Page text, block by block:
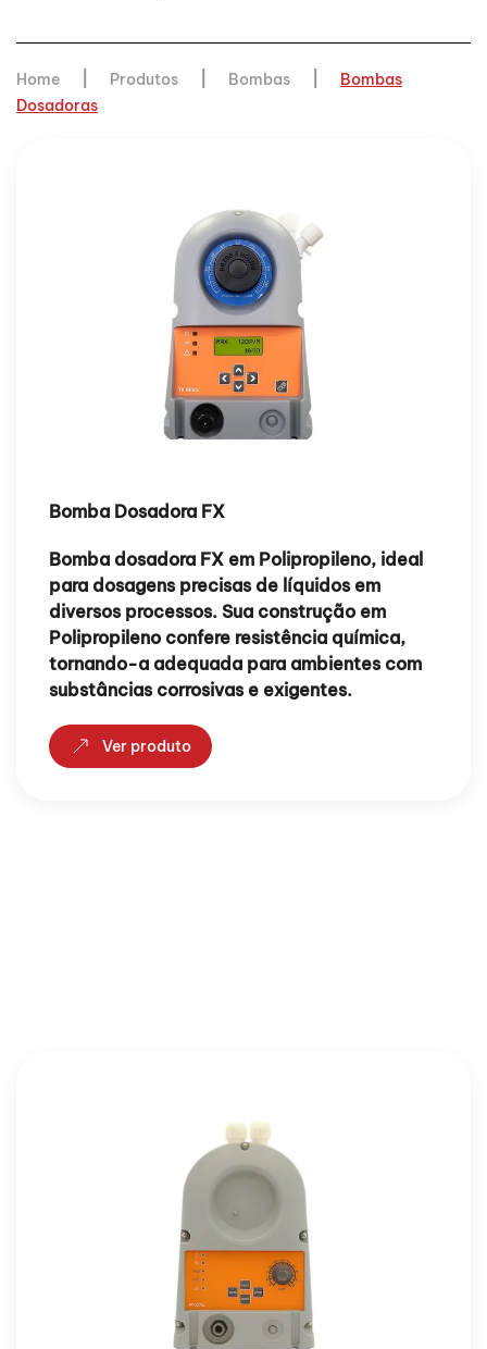
Home Produtos Bombas
Bombas
Dosadoras
Bomba Dosadora FX
Bomba dosadora FX em Polipropileno, ideal
para dosagens precisas de líquidos em
diversos processos. Sua construção em
Polipropileno confere resistência química,
tornando-a adequada para ambientes com
substâncias corrosivas e exigentes.
Ver produto